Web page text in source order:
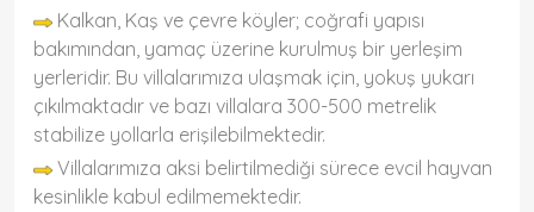
Kalkan, Kaş ve çevre köyler; coğrafi yapısı
bakımından, yamaç üzerine kurulmuş bir yerleşim
yerleridir. Bu villalarımıza ulaşmak için, yokuş yukarı
çıkılmaktadır ve bazı villalara 300-500 metrelik
stabilize yollarla erişilebilmektedir.
Villalarımıza aksi belirtilmediği sürece evcil hayvan
kesinlikle kabul edilmemektedir.